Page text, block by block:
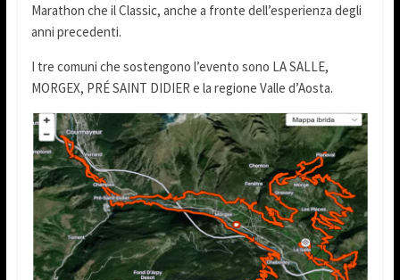
Marathon che il Classic, anche a fronte dell’esperienza degli
anni precedenti.
I tre comuni che sostengono l’evento sono LA SALLE,
MORGEX, PRÉ SAINT DIDIER e la regione Valle d’Aosta.